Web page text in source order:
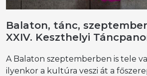
Balaton, tánc,
XXIV. Keszthelyi
A Balaton szeptemberben is tele
ilyenkor a kultúra veszi át a